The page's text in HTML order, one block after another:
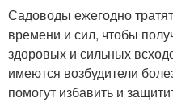
Садоводы ежегодно
времени и сил, чтобы
здоровых и сильных
имеются возбудители
помогут избавить и